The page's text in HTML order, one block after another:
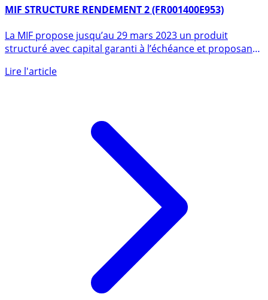
8 mars 2023
MIF STRUCTURE RENDEMENT 2 (FR001400E953)
structuré avec capital garanti à l’échéance et proposant